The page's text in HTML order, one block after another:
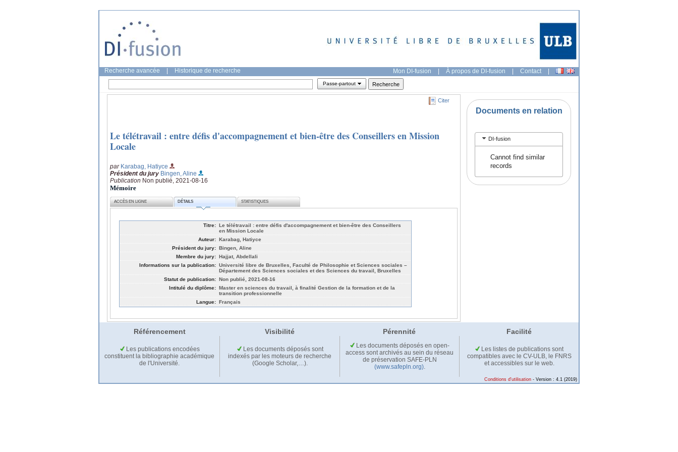
Recherche avancée Historique de recherche Mon DI-fusion | À propos de DI-fusion | Contact |
Passe-partout
Citer
Le télétravail : entre défis d'accompagnement et bien-être des Conseillers en Mission
Locale
par Karabag, Hatiyce
Président du jury Bingen, Aline
Publication Non publié, 2021-08-16
Mémoire
ACCÈS EN LIGNE DÉTAILS STATISTIQUES
Titre: Le télétravail : entre défis d'accompagnement et bien-être des Conseillers
en Mission Locale
Auteur: Karabag, Hatiyce
Président du jury: Bingen, Aline
Membre du jury: Hajjat, Abdellali
Informations sur la publication: Université libre de Bruxelles, Faculté de Philosophie et Sciences sociales –
Département des Sciences sociales et des Sciences du travail, Bruxelles
Statut de publication: Non publié, 2021-08-16
Intitulé du diplôme: Master en sciences du travail, à finalité Gestion de la formation et de la
transition professionnelle
Langue: Français
Documents en relation
DI-fusion
Cannot find similar
records
Référencement Visibilité Pérennité Facilité
Les publications encodées
constituent la bibliographie académique
de l'Université.
Les documents déposés sont
indexés par les moteurs de recherche
(Google Scholar,…).
Les documents déposés en open-
access sont archivés au sein du réseau
de préservation SAFE-PLN
(www.safepln.org).
Les listes de publications sont
compatibles avec le CV-ULB, le FNRS
et accessibles sur le web.
Conditions d'utilisation - Version : 4.1 (2019)